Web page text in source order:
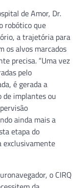
de Amor, Dr.
robótico que
a trajetória para
os alvos marcados
precisa. “Uma vez
pelo
é gerada a
implantes ou
ainda mais a
etapa do
exclusivamente
o CIRQ